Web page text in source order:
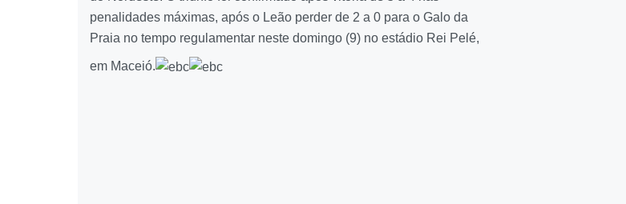
penalidades máximas, após o Leão perder de 2 a 0 para o Galo da
Praia no tempo regulamentar neste domingo (9) no estádio Rei Pelé,
em Maceió.